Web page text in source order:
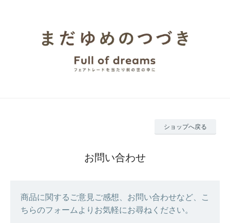
ショップへ戻る
お問い合わせ
商品に関するご意見ご感想、お問い合わせなど、こ
ちらのフォームよりお気軽にお尋ねください。